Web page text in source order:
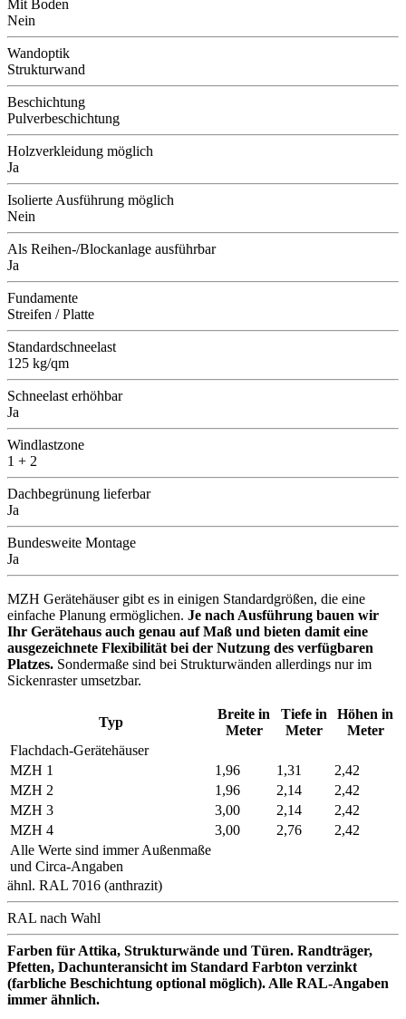
Mit Boden
Nein
Wandoptik
Strukturwand
Beschichtung
Pulverbeschichtung
Holzverkleidung möglich
Ja
Isolierte Ausführung möglich
Nein
Als Reihen-/Blockanlage ausführbar
Ja
Fundamente
Streifen / Platte
Standardschneelast
125 kg/qm
Schneelast erhöhbar
Ja
Windlastzone
1 + 2
Dachbegrünung lieferbar
Ja
Bundesweite Montage
Ja
MZH Gerätehäuser gibt es in einigen Standardgrößen, die eine
einfache Planung ermöglichen. Je nach Ausführung bauen wir
Ihr Gerätehaus auch genau auf Maß und bieten damit eine
ausgezeichnete Flexibilität bei der Nutzung des verfügbaren
Platzes. Sondermaße sind bei Strukturwänden allerdings nur im
Sickenraster umsetzbar.
Typ
Breite in
Meter
Tiefe in
Meter
Höhen in
Meter
Flachdach-Gerätehäuser
MZH 1
1,96 1,31
2,42
MZH 2
1,96 2,14
2,42
MZH 3
3,00 2,14
2,42
MZH 4
3,00 2,76
2,42
Alle Werte sind immer Außenmaße
und Circa-Angaben
ähnl. RAL 7016 (anthrazit)
RAL nach Wahl
Farben für Attika, Strukturwände und Türen. Randträger,
Pfetten, Dachunteransicht im Standard Farbton verzinkt
(farbliche Beschichtung optional möglich). Alle RAL-Angaben
immer ähnlich.